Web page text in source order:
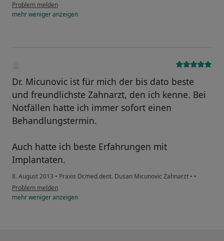
Problem melden
mehrwenigeranzeigen
Dr. Micunovic ist für mich der bis dato beste
und freundlichste Zahnarzt, den ich kenne. Bei
Notfällen hatte ich immer sofort einen
Behandlungstermin.
Auch hatte ich beste Erfahrungen mit
Implantaten.
8. August 2013 • Praxis Dr.med.dent. Dusan Micunovic Zahnarzt • •
Problem melden
mehrwenigeranzeigen